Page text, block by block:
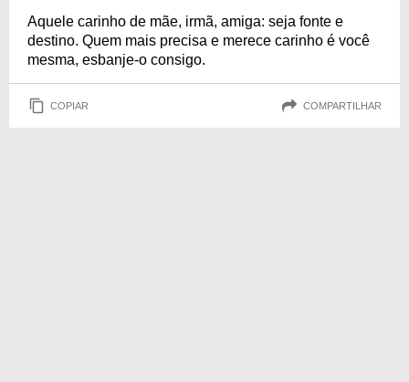
Aquele carinho de mãe, irmã, amiga: seja fonte e
destino. Quem mais precisa e merece carinho é você
mesma, esbanje-o consigo.
COPIAR COMPARTILHAR